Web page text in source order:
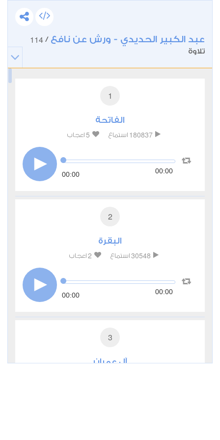
عبد الكبير الحديدي - ورش عن نافع /
114
تلاوة
1
الفاتحة
180837 استماع 5 اعجاب
00:00 00:00
2
البقرة
30548 استماع 2 اعجاب
00:00 00:00
3
آل عمران